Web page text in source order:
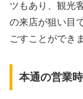
ツもあり、観光
の来店が狙い目
ごすことができ
本通の営業